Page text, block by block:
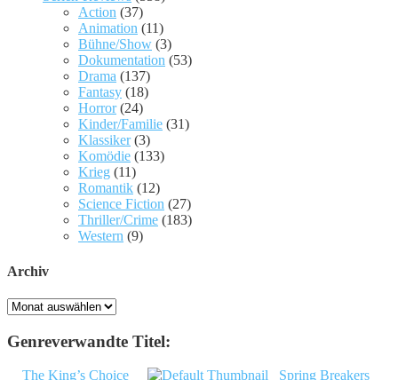
Action (37)
Animation (11)
Bühne/Show (3)
Dokumentation (53)
Drama (137)
Fantasy (18)
Horror(24)
Kinder/Familie (31)
Klassiker(3)
Komödie (133)
Krieg (11)
Romantik (12)
Science Fiction (27)
Thriller/Crime (183)
Western (9)
Archiv
Archiv
Genreverwandte Titel:
The King’s Choice Spring Breakers